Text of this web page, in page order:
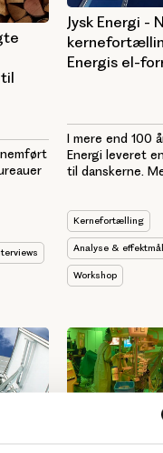
Jysk Energi -
Energis el-
I mere end 100
Energi leveret
til danskerne.
Kernefortælling
Analyse &
Workshop